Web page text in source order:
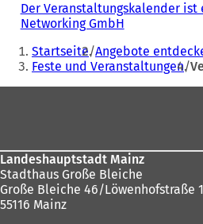
Der Veranstaltungskalender ist
Networking GmbH
Sie
befinden
sich
Startseite Angebote
Feste und Veranstaltungen
Landeshauptstadt Mainz
Stadthaus Große Bleiche
Große Bleiche 46/Löwenhofstraße 1
55116 Mainz